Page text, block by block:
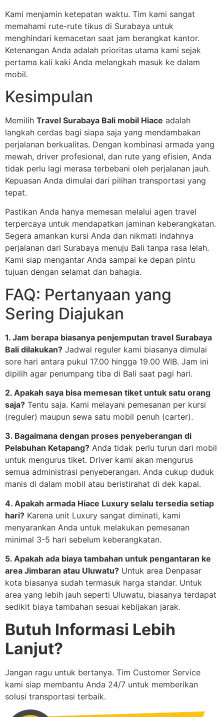
Kami menjamin ketepatan waktu. Tim kami sangat
memahami rute-rute tikus di Surabaya untuk
menghindari kemacetan saat jam berangkat kantor.
Ketenangan Anda adalah prioritas utama kami sejak
pertama kali kaki Anda melangkah masuk ke dalam
mobil.
Kesimpulan
Memilih Travel Surabaya Bali mobil Hiace adalah
langkah cerdas bagi siapa saja yang mendambakan
perjalanan berkualitas. Dengan kombinasi armada yang
mewah, driver profesional, dan rute yang efisien, Anda
tidak perlu lagi merasa terbebani oleh perjalanan jauh.
Kepuasan Anda dimulai dari pilihan transportasi yang
tepat.
Pastikan Anda hanya memesan melalui agen travel
terpercaya untuk mendapatkan jaminan keberangkatan.
Segera amankan kursi Anda dan nikmati indahnya
perjalanan dari Surabaya menuju Bali tanpa rasa lelah.
Kami siap mengantar Anda sampai ke depan pintu
tujuan dengan selamat dan bahagia.
FAQ: Pertanyaan yang
Sering Diajukan
1. Jam berapa biasanya penjemputan travel Surabaya
Bali dilakukan? Jadwal reguler kami biasanya dimulai
sore hari antara pukul 17.00 hingga 19.00 WIB. Jam ini
dipilih agar penumpang tiba di Bali saat pagi hari.
2. Apakah saya bisa memesan tiket untuk satu orang
saja? Tentu saja. Kami melayani pemesanan per kursi
(reguler) maupun sewa satu mobil penuh (carter).
3. Bagaimana dengan proses penyeberangan di
Pelabuhan Ketapang? Anda tidak perlu turun dari mobil
untuk mengurus tiket. Driver kami akan mengurus
semua administrasi penyeberangan. Anda cukup duduk
manis di dalam mobil atau beristirahat di dek kapal.
4. Apakah armada Hiace Luxury selalu tersedia setiap
hari? Karena unit Luxury sangat diminati, kami
menyarankan Anda untuk melakukan pemesanan
minimal 3-5 hari sebelum keberangkatan.
5. Apakah ada biaya tambahan untuk pengantaran ke
area Jimbaran atau Uluwatu? Untuk area Denpasar
kota biasanya sudah termasuk harga standar. Untuk
area yang lebih jauh seperti Uluwatu, biasanya terdapat
sedikit biaya tambahan sesuai kebijakan jarak.
Butuh Informasi Lebih
Lanjut?
Jangan ragu untuk bertanya. Tim Customer Service
kami siap membantu Anda 24/7 untuk memberikan
solusi transportasi terbaik.